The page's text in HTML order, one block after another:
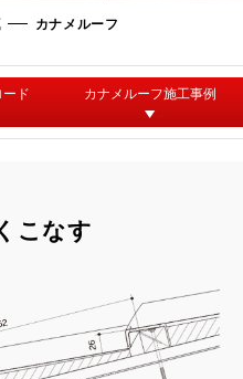
カナメルーフ
ド カナメルーフ施工事例
こなす